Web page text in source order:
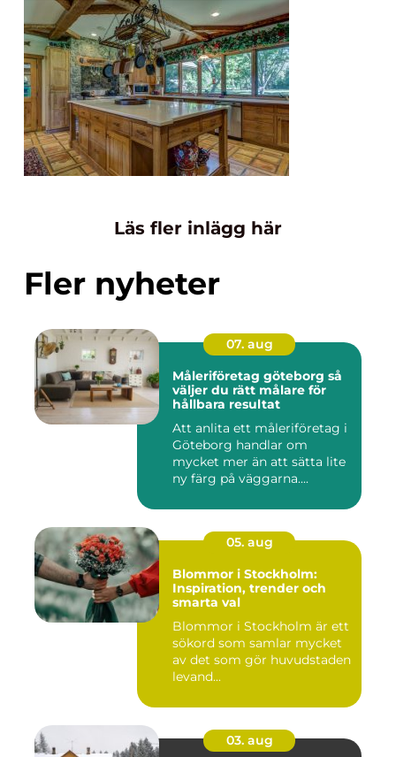
Läs fler inlägg här
Fler nyheter
07. aug
Måleriföretag göteborg så
väljer du rätt målare för
hållbara resultat
Att anlita ett måleriföretag i
Göteborg handlar om
mycket mer än att sätta lite
ny färg på väggarna....
05. aug
Blommor i Stockholm:
Inspiration, trender och
smarta val
Blommor i Stockholm är ett
sökord som samlar mycket
av det som gör huvudstaden
levand...
03. aug